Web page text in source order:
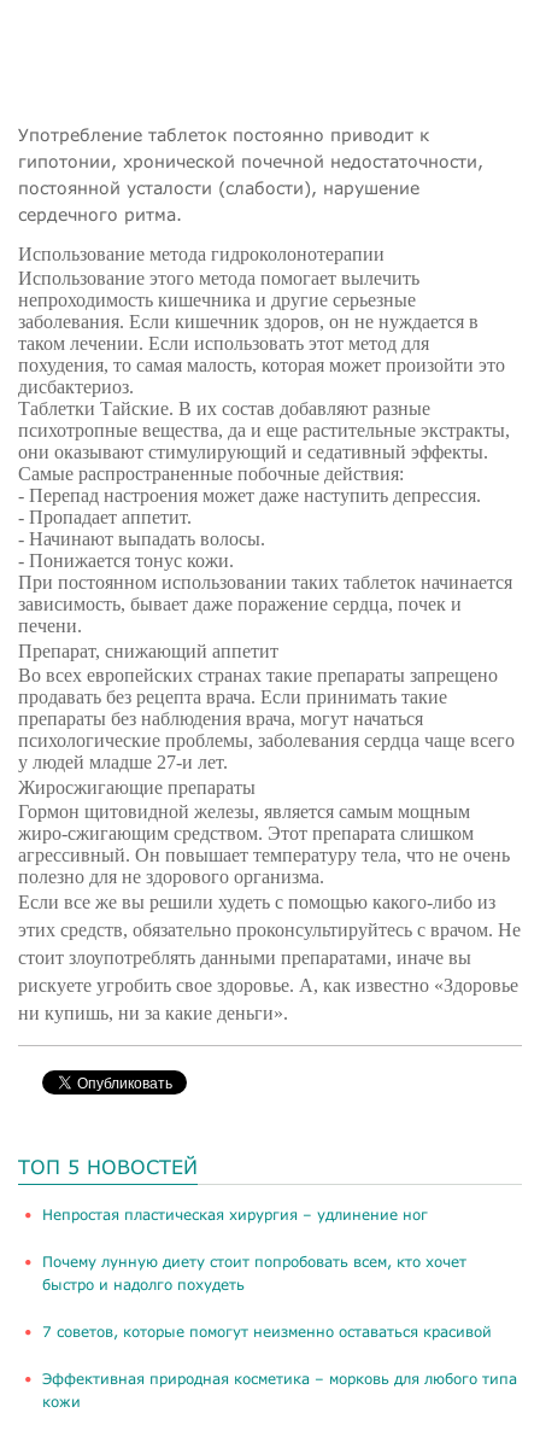
Употребление таблеток постоянно приводит к
гипотонии, хронической почечной недостаточности,
постоянной усталости (слабости), нарушение
сердечного ритма.
Использование метода гидроколонотерапии
Использование этого метода помогает вылечить
непроходимость кишечника и другие серьезные
заболевания. Если кишечник здоров, он не нуждается в
таком лечении. Если использовать этот метод для
похудения, то самая малость, которая может произойти это
дисбактериоз.
Таблетки Тайские. В их состав добавляют разные
психотропные вещества, да и еще растительные экстракты,
они оказывают стимулирующий и седативный эффекты.
Самые распространенные побочные действия:
- Перепад настроения может даже наступить депрессия.
- Пропадает аппетит.
- Начинают выпадать волосы.
- Понижается тонус кожи.
При постоянном использовании таких таблеток начинается
зависимость, бывает даже поражение сердца, почек и
печени.
Препарат, снижающий аппетит
Во всех европейских странах такие препараты запрещено
продавать без рецепта врача. Если принимать такие
препараты без наблюдения врача, могут начаться
психологические проблемы, заболевания сердца чаще всего
у людей младше 27-и лет.
Жиросжигающие препараты
Гормон щитовидной железы, является самым мощным
жиро-сжигающим средством. Этот препарата слишком
агрессивный. Он повышает температуру тела, что не очень
полезно для не здорового организма.
Если все же вы решили худеть с помощью какого-либо из
этих средств, обязательно проконсультируйтесь с врачом. Не
стоит злоупотреблять данными препаратами, иначе вы
рискуете угробить свое здоровье. А, как известно «Здоровье
ни купишь, ни за какие деньги».
ТОП 5 НОВОСТЕЙ
​Непростая пластическая хирургия – удлинение ног
Почему лунную диету стоит попробовать всем, кто хочет
быстро и надолго похудеть
​7 советов, которые помогут неизменно оставаться красивой
​Эффективная природная косметика – морковь для любого типа
кожи